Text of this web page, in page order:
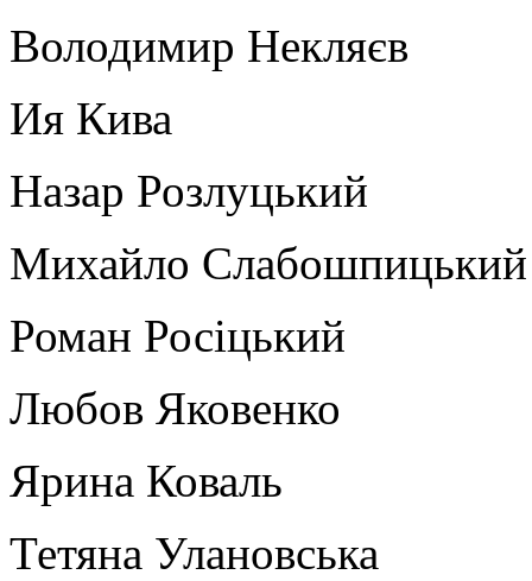
Володимир Некляєв
Ия Кива
Назар Розлуцький
Михайло Слабошпицький
Роман Росіцький
Любов Яковенко
Ярина Коваль
Тетяна Улановська